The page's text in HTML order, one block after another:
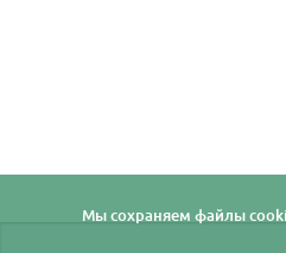
Мы cохраняем файлы